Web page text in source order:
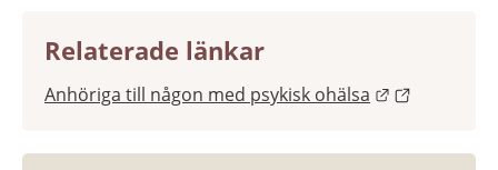
Relaterade länkar
Anhöriga till någon med psykisk ohälsa Länk till